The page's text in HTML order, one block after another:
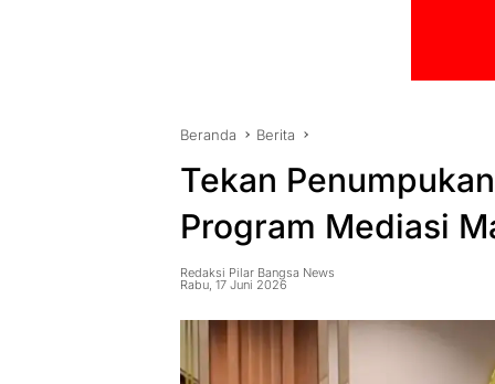
Beranda Berita
Tekan
Program Mediasi
Redaksi Pilar Bangsa News
Rabu, 17 Juni 2026